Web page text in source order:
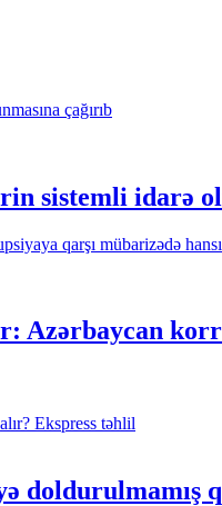
sistemli idarə
Azərbaycan
Ekspress təhlil
doldurulmamış